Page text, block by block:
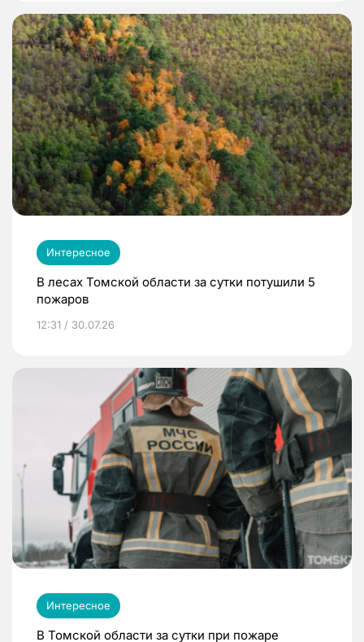
Интересное
В лесах Томской области за сутки потушили 5
пожаров
12:31 / 30.07.26
Интересное
В Томской области за сутки при пожаре